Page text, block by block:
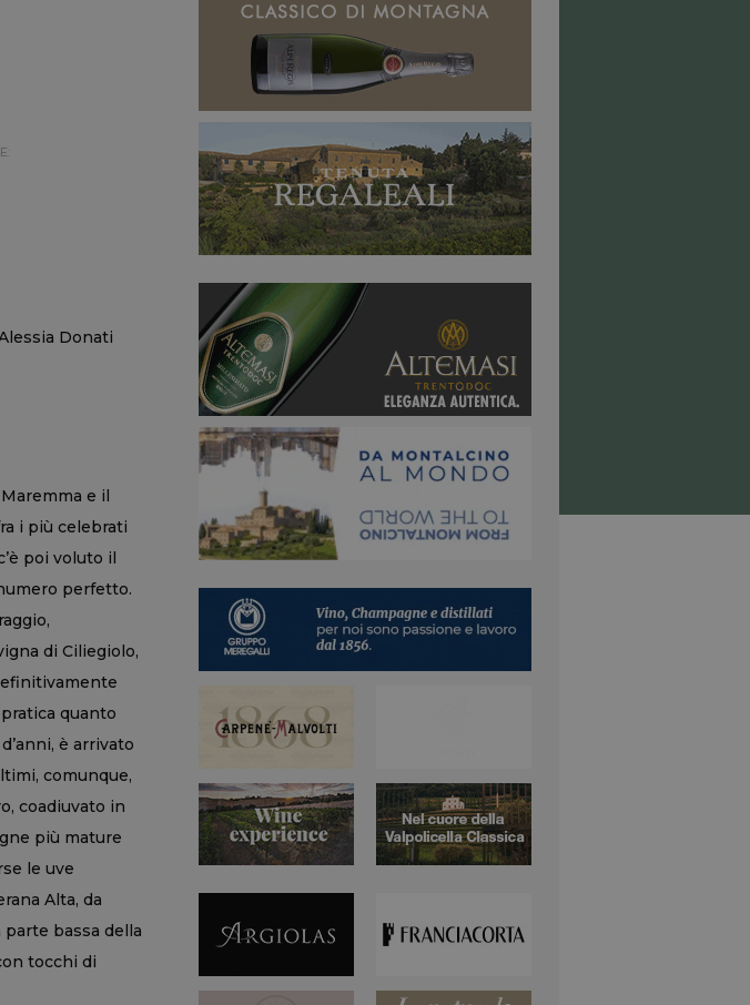
Donati
e il
i più celebrati
poi voluto il
perfetto.
di Ciliegiolo,
quanto
è arrivato
comunque,
coadiuvato in
più mature
le uve
Alta, da
bassa della
tocchi di